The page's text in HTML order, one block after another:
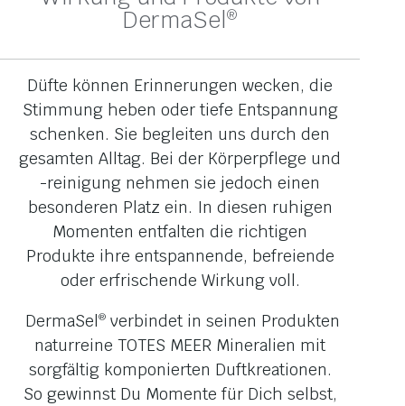
DermaSel ®
Düfte können Erinnerungen wecken, die
Stimmung heben oder tiefe Entspannung
schenken. Sie begleiten uns durch den
gesamten Alltag. Bei der Körperpflege und
-reinigung nehmen sie jedoch einen
besonderen Platz ein. In diesen ruhigen
Momenten entfalten die richtigen
Produkte ihre entspannende, befreiende
oder erfrischende Wirkung voll.
DermaSel®verbindet in seinen Produkten
naturreine TOTES MEER Mineralien mit
sorgfältig komponierten Duftkreationen.
So gewinnst Du Momente für Dich selbst,